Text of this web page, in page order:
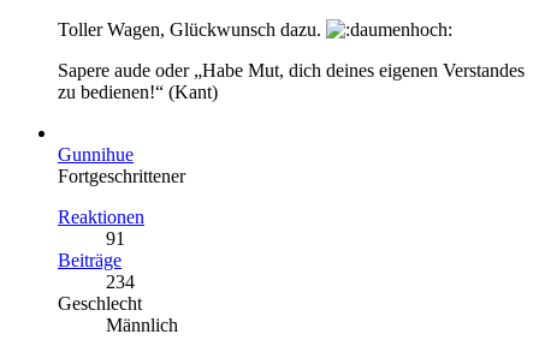
Toller Wagen, Glückwunsch dazu.
Sapere aude oder „Habe Mut, dich deines eigenen Verstandes
zu bedienen!“ (Kant)
Gunnihue
Fortgeschrittener
Reaktionen
91
Beiträge
234
Geschlecht
Männlich